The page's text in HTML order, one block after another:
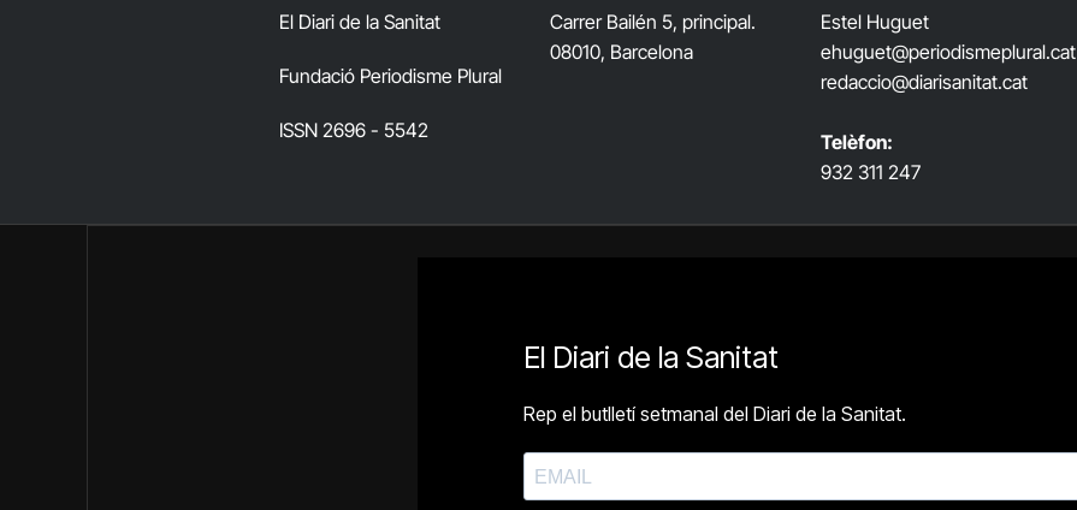
El Diari de la Sanitat
Fundació Periodisme Plural
ISSN 2696 - 5542
Carrer Bailén 5, principal.
08010, Barcelona
Estel Huguet
ehuguet@periodismeplural.cat
redaccio@diarisanitat.cat
Telèfon:
932 311 247